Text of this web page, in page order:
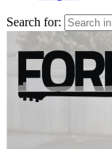
Search for:
ForeverFolk
Muzica sufletului tau